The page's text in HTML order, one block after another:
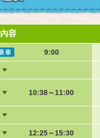
內容
9:00
10:38～11:00
12:25～15:30